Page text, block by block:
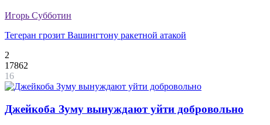
Игорь Субботин
Тегеран грозит Вашингтону ракетной атакой
2
17862
16
Джейкоба Зуму вынуждают уйти добровольно